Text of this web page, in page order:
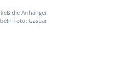
die Anhänger
Foto: Gaspar